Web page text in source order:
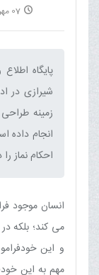
07 مهر 1398
پایگاه
شیرازی در
زمینه
انجام داده
احکام نماز را در 41 قسمت تولید و
انسان موجود
مى كند؛ بلكه
و اين
مهم به اين